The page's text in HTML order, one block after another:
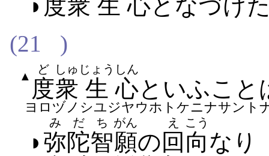
◗ 度衆 生 心と​なづけ​
(21
)
▲ 度
ど
衆
しゅ
生
じょう
心
しん
といふ​こと​
ヨロヅノシユジヤウホトケニナサント
◗ 弥陀
みだ
智
ち
願
がん
の回
え
向
こう
なり